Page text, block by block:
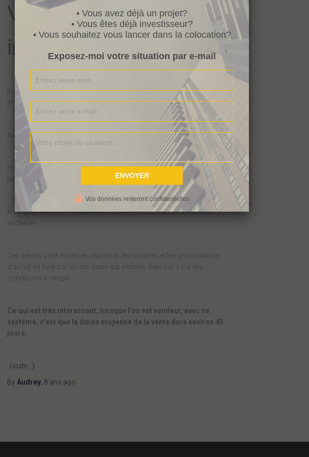
Vente I mmo
interactive
Il y a peu, j’ai visité un bien qui était vendu avec cet intitulé « vente
immo
interactive ».
Alors kesaco ?
En fait, il s’agit d’une « nouvelle manière » de vendre ou d’acheter un
bien.
À mi-chemin entre l’achat « classique » d’un bien et une vente aux
enchères.
Ces ventes sont mises en place par les notaires et les propositions
d’achat se font sur un site dédié sur internet. Bien sûr, il y a des
conditions à remplir.
Ce qui est très intéressant, lorsque l’on est vendeur, avec ce
système, c’est que la durée moyenne de la vente dure environ 45
jours.
(suite…)
By Audrey 8 ans ago
• Vous avez déjà un projet?
• Vous êtes déjà investisseur?
• Vous souhaitez vous lancer dans la colocation?
Exposez-moi votre situation par e-mail
Vos données resteront confidentielles